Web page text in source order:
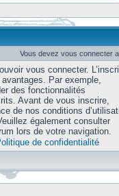
Vous devez vous connecter
vous connecter.
Par exemple,
des fonctionnalités
Avant de vous inscrire,
de nos conditions
également consulter
lors de votre navigation.
de confidentialité